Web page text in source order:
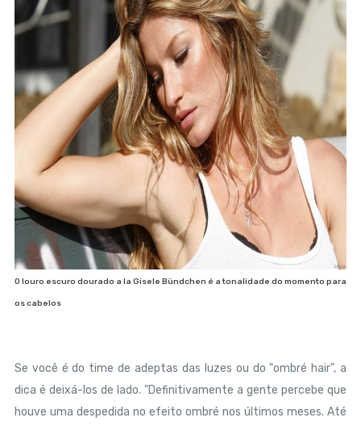
O louro escuro dourado a la Gisele Bündchen é a tonalidade do momento para
os cabelos
Se você é do time de adeptas das luzes ou do "ombré hair", a
dica é deixá-los de lado. "Definitivamente a gente percebe que
houve uma despedida no efeito ombré nos últimos meses. Até